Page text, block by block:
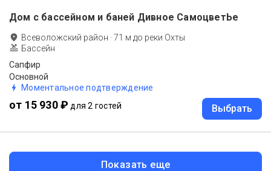
Дом с бассейном и баней Дивное СамоцветЬе
Всеволожский район ·71 м до реки Охты
Бассейн
Сапфир
Основной
Моментальное подтверждение
от 15 930 ₽ для 2 гостей Выбрать
Показать еще